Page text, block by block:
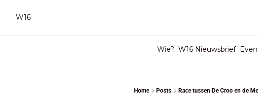
W16
Wie? W16 Nieuwsbrief
Home Posts